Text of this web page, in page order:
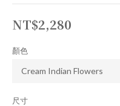
NT$2,280
顏色
尺寸